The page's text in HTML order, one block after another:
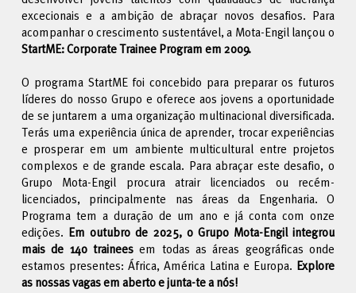
excecionais e a ambição de abraçar novos desafios. Para
acompanhar o crescimento sustentável, a Mota-Engil lançou o
StartME: Corporate Trainee Program em 2009.
O programa StartME foi concebido para preparar os futuros
líderes do nosso Grupo e oferece aos jovens a oportunidade
de se juntarem a uma organização multinacional diversificada.
Terás uma experiência única de aprender, trocar experiências
e prosperar em um ambiente multicultural entre projetos
complexos e de grande escala. Para abraçar este desafio, o
Grupo Mota-Engil procura atrair licenciados ou recém-
licenciados, principalmente nas áreas da Engenharia. O
Programa tem a duração de um ano e já conta com onze
edições. Em outubro de 2025, o Grupo Mota-Engil integrou
mais de 140 trainees em todas as áreas geográficas onde
estamos presentes: África, América Latina e Europa. Explore
as nossas vagas em aberto e junta-te a nós!